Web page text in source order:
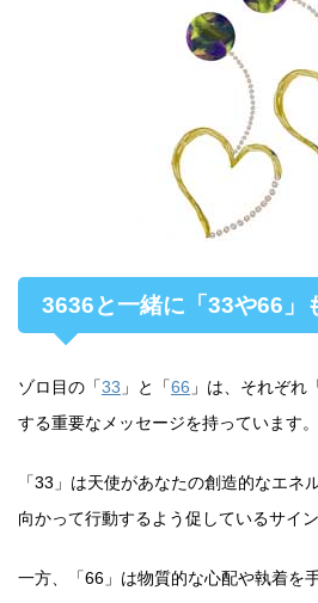
3636と一緒に「33や66」
ゾロ目の「33 」と「66 」は、それぞれ
する重要なメッセージを持っています。
「33」は天使があなたの創造的なエネ
向かって行動するよう促しているサイン
一方、「66」は物質的な心配や執着を